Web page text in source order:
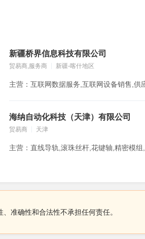
新疆桥界信息科技有限公司
贸易商,服务商 新疆-喀什地区
海纳自动化科技（天津）有限公司
贸易商 天津
准确性和合法性不承担任何责任。